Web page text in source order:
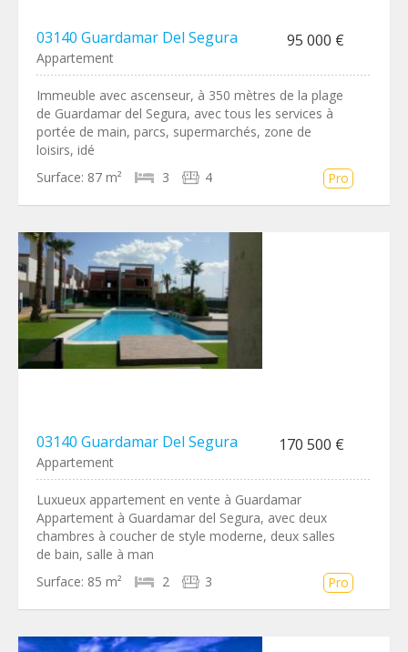
03140 Guardamar Del Segura 95 000 €
Appartement
Immeuble avec ascenseur, à 350 mètres de la plage
de Guardamar del Segura, avec tous les services à
portée de main, parcs, supermarchés, zone de
loisirs, idé
Surface: 87 m² 3 4 Pro
03140 Guardamar Del Segura 170 500 €
Appartement
Luxueux appartement en vente à Guardamar
Appartement à Guardamar del Segura, avec deux
chambres à coucher de style moderne, deux salles
de bain, salle à man
Surface: 85 m² 2 3 Pro